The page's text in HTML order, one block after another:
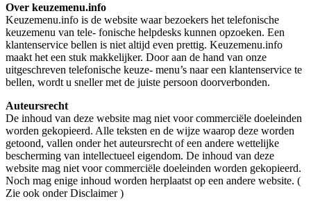
Over keuzemenu.info
Keuzemenu.info is de website waar bezoekers het telefonische
keuzemenu van tele- fonische helpdesks kunnen opzoeken. Een
klantenservice bellen is niet altijd even prettig. Keuzemenu.info
maakt het een stuk makkelijker. Door aan de hand van onze
uitgeschreven telefonische keuze- menu’s naar een klantenservice te
bellen, wordt u sneller met de juiste persoon doorverbonden.
Auteursrecht
De inhoud van deze website mag niet voor commerciële doeleinden
worden gekopieerd. Alle teksten en de wijze waarop deze worden
getoond, vallen onder het auteursrecht of een andere wettelijke
bescherming van intellectueel eigendom. De inhoud van deze
website mag niet voor commerciële doeleinden worden gekopieerd.
Noch mag enige inhoud worden herplaatst op een andere website. (
Zie ook onder Disclaimer )